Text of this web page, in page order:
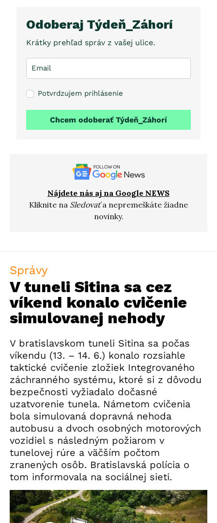
Odoberaj Týdeň_Záhorí
Krátky prehľad správ z vašej ulice.
Potvrdzujem prihlásenie
Chcem odoberať Týdeň_Záhorí
Nájdete nás aj na Google NEWS
Kliknite na Sledovaťa nepremeškáte žiadne
novinky.
Správy
V tuneli Sitina sa cez
víkend konalo cvičenie
simulovanej nehody
V bratislavskom tuneli Sitina sa počas
víkendu (13. – 14. 6.) konalo rozsiahle
taktické cvičenie zložiek Integrovaného
záchranného systému, ktoré si z dôvodu
bezpečnosti vyžiadalo dočasné
uzatvorenie tunela. Námetom cvičenia
bola simulovaná dopravná nehoda
autobusu a dvoch osobných motorových
vozidiel s následným požiarom v
tunelovej rúre a väčším počtom
zranených osôb. Bratislavská polícia o
tom informovala na sociálnej sieti.